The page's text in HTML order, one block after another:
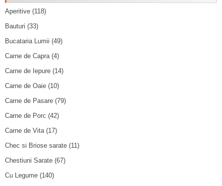
Aperitive (118)
Bauturi (33)
Bucataria Lumii (49)
Carne de Capra(4)
Carne de Iepure (14)
Carne de Oaie (10)
Carne de Pasare (79)
Carne de Porc (42)
Carne de Vita(17)
Chec si Briose sarate (11)
Chestiuni Sarate (67)
Cu Legume (140)